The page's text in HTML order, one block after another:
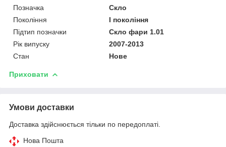
Позначка
Скло
Покоління
I покоління
Підтип позначки
Скло фари 1.01
Рік випуску
2007-2013
Стан
Нове
Приховати
Умови доставки
Доставка здійснюється тільки по передоплаті.
Нова Пошта